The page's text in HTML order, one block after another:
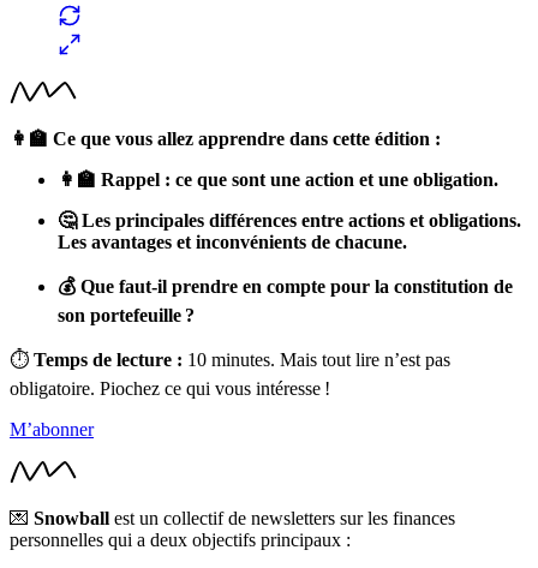
👩‍🏫 Ce que vous allez apprendre dans cette édition :
👩‍🏫 Rappel : ce que sont une action et une obligation.
🤔 Les principales différences entre actions et obligations.
Les avantages et inconvénients de chacune.
💰 Que faut-il prendre en compte pour la constitution de
son portefeuille ?
⏱ Temps de lecture : 10 minutes. Mais tout lire n’est pas
obligatoire. Piochez ce qui vous intéresse !
M’abonner
💌 Snowball est un collectif de newsletters sur les finances
personnelles qui a deux objectifs principaux :